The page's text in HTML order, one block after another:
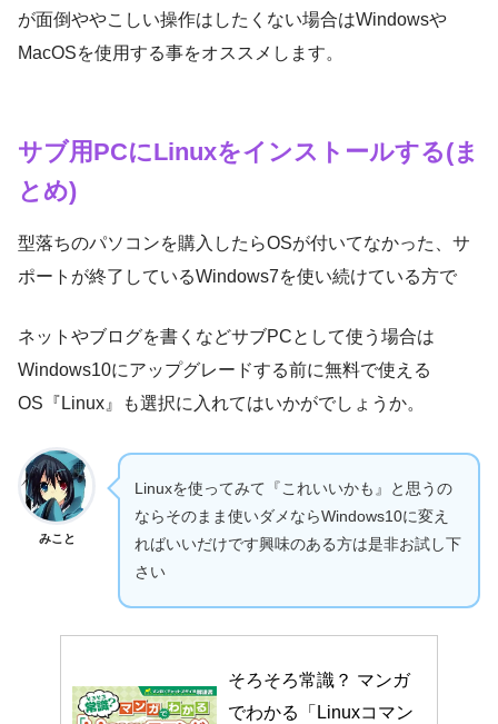
が面倒ややこしい操作はしたくない場合はWindowsや
MacOSを使用する事をオススメします。
サブ用PCにLinuxをインストールする(ま
とめ)
型落ちのパソコンを購入したらOSが付いてなかった、サ
ポートが終了しているWindows7を使い続けている方で
ネットやブログを書くなどサブPCとして使う場合は
Windows10にアップグレードする前に無料で使える
OS『Linux』も選択に入れてはいかがでしょうか。
みこと
Linuxを使ってみて『これいいかも』と思うの
ならそのまま使いダメならWindows10に変え
ればいいだけです興味のある方は是非お試し下
さい
そろそろ常識？ マンガ
でわかる「Linuxコマン